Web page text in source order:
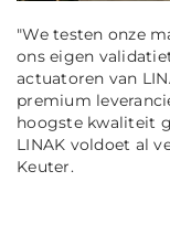
"We testen onze
ons eigen
actuatoren van
premium
hoogste kwaliteit
LINAK voldoet al
Keuter.